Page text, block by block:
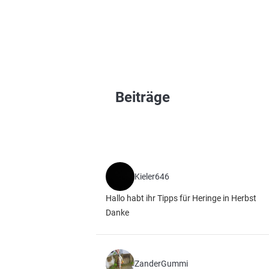
Beiträge
Kieler646
Hallo habt ihr Tipps für Heringe in Herbst
Danke
ZanderGummi